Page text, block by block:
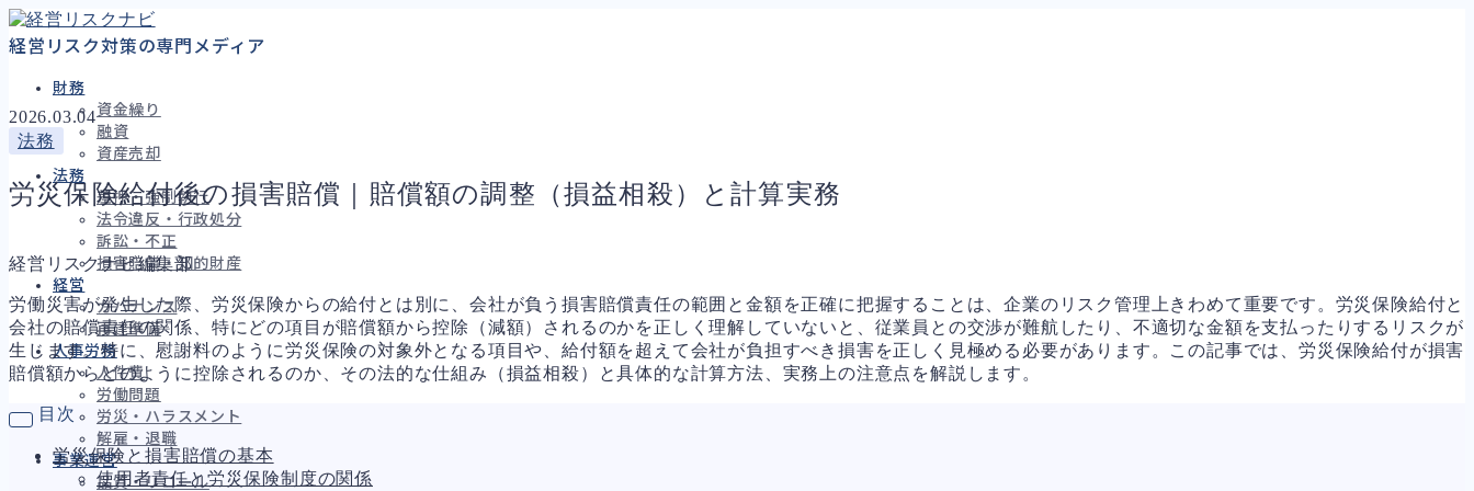
経営リスク対策の専門メディア
財務
資金繰り
融資
資産売却
法務
差押・強制執行
法令違反・行政処分
訴訟・不正
損害賠償・知的財産
経営
ガバナンス
再建準備
人事労務
人件費
労働問題
労災・ハラスメント
解雇・退職
事業運営
品質・リコール
2026.03.04
法務
労災保険給付後の損害賠償｜賠償額の調整（損益相殺）と計算実務
経営リスクナビ編集部
労働災害が発生した際、労災保険からの給付とは別に、会社が負う損害賠償責任の範囲と金額を正確に把握することは、企業のリスク管理上きわめて重要です。労災保険給付と
会社の賠償責任の関係、特にどの項目が賠償額から控除（減額）されるのかを正しく理解していないと、従業員との交渉が難航したり、不適切な金額を支払ったりするリスクが
生じます。特に、慰謝料のように労災保険の対象外となる項目や、給付額を超えて会社が負担すべき損害を正しく見極める必要があります。この記事では、労災保険給付が損害
賠償額からどのように控除されるのか、その法的な仕組み（損益相殺）と具体的な計算方法、実務上の注意点を解説します。
目次
労災保険と損害賠償の基本
使用者責任と労災保険制度の関係